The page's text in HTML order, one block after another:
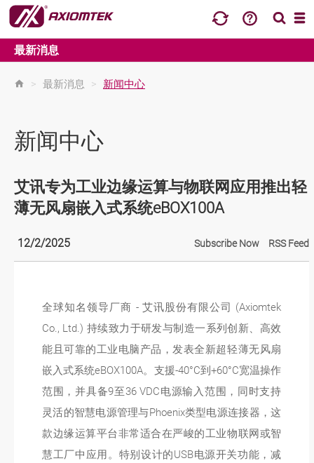
最新消息
> 最新消息 > 新闻中心
新闻中心
艾讯专为工业边缘运算与物联网应用推出轻
薄无风扇嵌入式系统eBOX100A
12/2/2025 Subscribe Now RSS Feed
全球知名领导厂商 - 艾讯股份有限公司 (Axiomtek
Co., Ltd.) 持续致力于研发与制造一系列创新、高效
能且可靠的工业电脑产品，发表全新超轻薄无风扇
嵌入式系统eBOX100A。支援-40°C到+60°C宽温操作
范围，并具备9至36 VDC电源输入范围，同时支持
灵活的智慧电源管理与Phoenix类型电源连接器，这
款边缘运算平台非常适合在严峻的工业物联网或智
慧工厂中应用。特别设计的USB电源开关功能，减